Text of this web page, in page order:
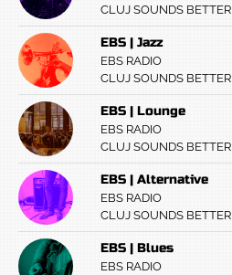
CLUJ SOUNDS BETTER
EBS | Jazz
EBS RADIO
CLUJ SOUNDS BETTER
EBS | Lounge
EBS RADIO
CLUJ SOUNDS BETTER
EBS | Alternative
EBS RADIO
CLUJ SOUNDS BETTER
EBS | Blues
EBS RADIO